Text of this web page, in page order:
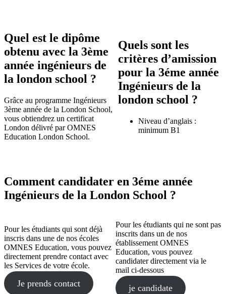
Quel est le dipôme
obtenu avec la 3ème
année ingénieurs de
la london school ?
Grâce au programme Ingénieurs
3ème année de la London School,
vous obtiendrez un certificat
London délivré par OMNES
Education London School.
Quels sont les
critères d’amission
pour la 3éme année
Ingénieurs de la
london school ?
Niveau d’anglais :
minimum B1
Comment candidater en 3éme année
Ingénieurs de la London School ?
Pour les étudiants qui sont déjà
inscris dans une de nos écoles
OMNES Education, vous pouvez
directement prendre contact avec
les Services de votre école.
Je prends contact
Pour les étudiants qui ne sont pas
inscrits dans un de nos
établissement OMNES
Education, vous pouvez
candidater directement via le
mail ci-dessous
je candidate